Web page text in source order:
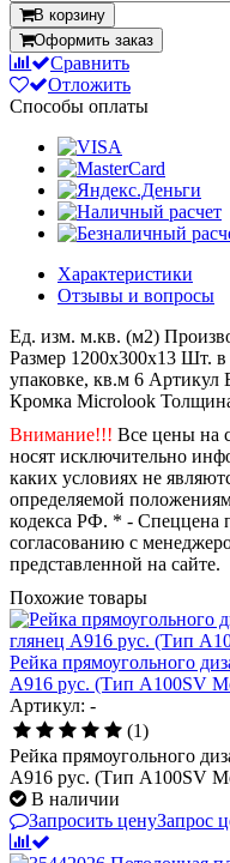
В корзину
Оформить заказ
Сравнить
Отложить
Способы оплаты
Характеристики
Отзывы и вопросы
Ед. изм. м.кв. (м2)
Размер 1200x300x13 Шт. в
упаковке, кв.м 6 Артикул
Кромка Microlook
Внимание!!! Все цены на
носят исключительно
каких условиях не
определяемой
кодекса РФ. * - Спеццена
согласованию с
представленной на сайте.
Похожие товары
Рейка прямоугольного
A916 рус. (Тип A100SV
Артикул: -
(1)
Рейка прямоугольного
A916 рус. (Тип A100SV
В наличии
Запросить ценуЗапрос